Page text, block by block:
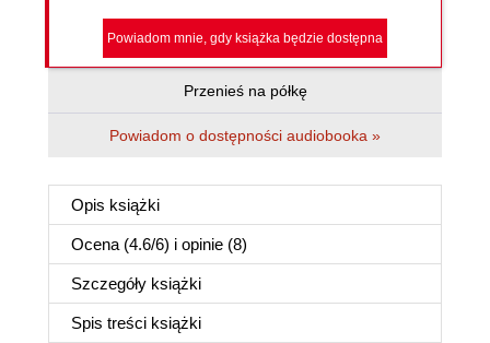
Powiadom mnie, gdy książka będzie dostępna
Przenieś na półkę
Powiadom o dostępności audiobooka »
Opis książki
Ocena (4.6/6) i opinie (8)
Szczegóły książki
Spis treści książki